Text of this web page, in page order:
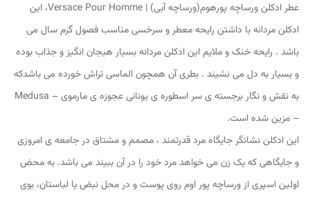
عطر ادکلن ورساچه پورهوم(ورساچه آبی) | Versace Pour Homme، این
ادکلن مردانه با داشتن رایحه معطر و سرخسی مناسب فصول گرم سال می
باشد . رایحه خنک و ملایم این ادکلن مردانه بسیار هیجان انگیز و جذاب بوده
و بسیار به دل می نشیند . بطری آن همچون الماسی تراش خورده می باشدکه
به نقش و نگار برجسته ی سر اسطوره ی یونانی عجوزه ی مارموی – Medusa
– مزین شده است.
این ادکلن نشانگر جایگاه مرد قدرتمند ، مصمم و مشتاق در جامعه ی امروزی
و جایگاهی که یک زن می خواهد مرد خود را در آن ببیند می باشد. به محض
اولین اسپری از ورساچه پور اوم روی پوست و در محل نبض یا لباستان، بوی